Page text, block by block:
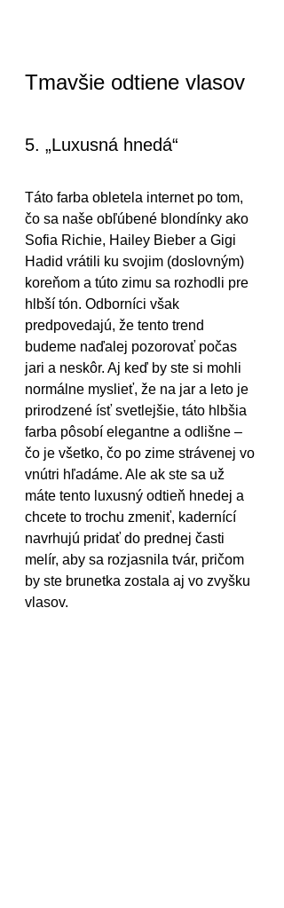
Tmavšie odtiene vlasov
5. „Luxusná hnedá“
Táto farba obletela internet po tom,
čo sa naše obľúbené blondínky ako
Sofia Richie, Hailey Bieber a Gigi
Hadid vrátili ku svojim (doslovným)
koreňom a túto zimu sa rozhodli pre
hlbší tón. Odborníci však
predpovedajú, že tento trend
budeme naďalej pozorovať počas
jari a neskôr. Aj keď by ste si mohli
normálne myslieť, že na jar a leto je
prirodzené ísť svetlejšie, táto hlbšia
farba pôsobí elegantne a odlišne –
čo je všetko, čo po zime strávenej vo
vnútri hľadáme. Ale ak ste sa už
máte tento luxusný odtieň hnedej a
chcete to trochu zmeniť, kadernící
navrhujú pridať do prednej časti
melír, aby sa rozjasnila tvár, pričom
by ste brunetka zostala aj vo zvyšku
vlasov.